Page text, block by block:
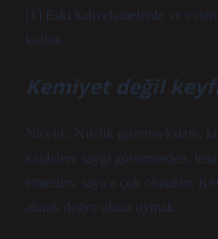
[1] Eski kahvehanelerde ve
koltuk.
Kemiyet değil
Nicelik: Nitelik gözetmeksizin,
kaidelere saygı göstermeden,
etmeden, sayıca çok olmaktır.
alarak doğru olana uymak.